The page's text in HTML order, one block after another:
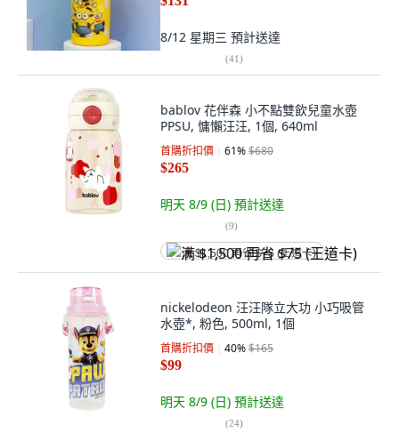
8/12 星期三 預計送達
(41)
bablov 花伴森 小不點雙飲兒童水壺
PPSU, 慵懶汪汪, 1個, 640ml
首購折扣價 61%$680
$265
明天 8/9 (日) 預計送達
(9)
满 $1,500 再省 $75 (王道卡)
nickelodeon 汪汪隊立大功 小巧吸管
水壺*, 粉色, 500ml, 1個
首購折扣價 40%$165
$99
明天 8/9 (日) 預計送達
(24)